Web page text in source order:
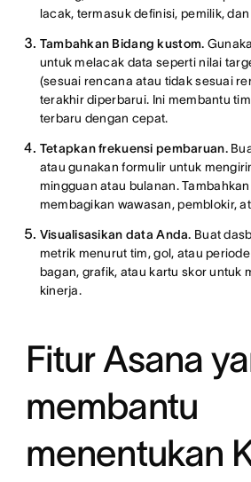
lacak, termasuk definisi, pemilik,
Tambahkan Bidang kustom.
untuk melacak data seperti nilai
(sesuai rencana atau tidak sesuai
terakhir diperbarui. Ini membantu
terbaru dengan cepat.
Tetapkan frekuensi pembaruan.
atau gunakan formulir untuk
mingguan atau bulanan.
membagikan wawasan, pemblokir,
Visualisasikan data Anda. Buat
metrik menurut tim, gol, atau
bagan, grafik, atau kartu skor untuk
kinerja.
Fitur Asana
membantu
menentukan